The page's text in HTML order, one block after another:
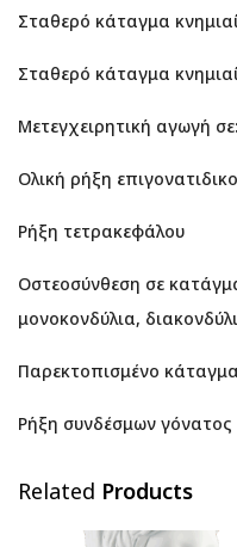
Σταθερό κάταγμα
Σταθερό κάταγμα
Μετεγχειρητική αγωγή σε:
Ολική ρήξη
Ρήξη τετρακεφάλου
Οστεοσύνθεση σε
μονοκονδύλια,
Παρεκτοπισμένο
Ρήξη συνδέσμων γόνατος
Related Products